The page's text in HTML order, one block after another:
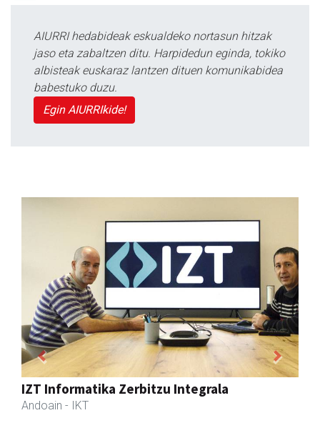
AIURRI hedabideak eskualdeko nortasun hitzak
jaso eta zabaltzen ditu. Harpidedun eginda, tokiko
albisteak euskaraz lantzen dituen komunikabidea
babestuko duzu.
Egin AIURRIkide!
Aranburu aholkularitza
Andoain - Aholkularitza
Previous Next